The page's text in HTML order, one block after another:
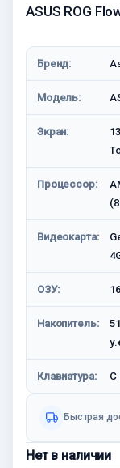
ASUS ROG
Бренд:
Модель:
Экран:
Процессор:
Видеокарта:
ОЗУ:
Накопитель:
Клавиатура: С
Быстрая
Нет в наличии